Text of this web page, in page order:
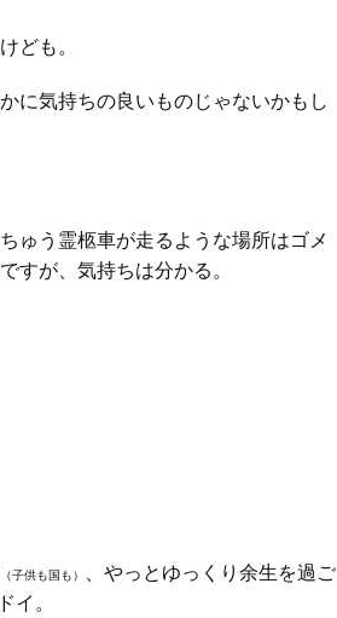
ども。
に気持ちの良いものじゃないかもし
ゅう霊柩車が走るような場所はゴメ
すが、気持ちは分かる。
（子供も国も）
、やっとゆっくり余生を過ご
。